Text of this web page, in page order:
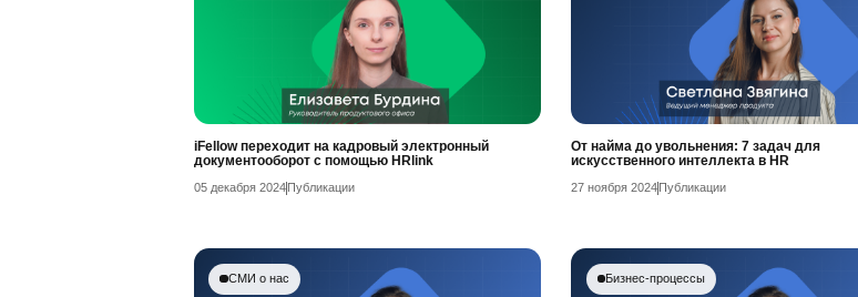
iFellow переходит на кадровый электронный
документооборот с помощью HRlink
05 декабря 2024 Публикации
От найма до увольнения: 7 задач для
искусственного интеллекта в HR
27 ноября 2024 Публикации
СМИ о нас Бизнес-процессы